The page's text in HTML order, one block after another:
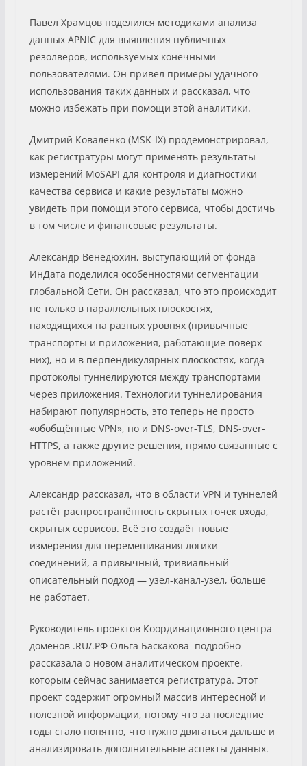
Павел Храмцов поделился методиками анализа
данных APNIC для выявления публичных
резолверов, используемых конечными
пользователями. Он привел примеры удачного
использования таких данных и рассказал, что
можно избежать при помощи этой аналитики.
Дмитрий Коваленко (MSK-IX) продемонстрировал,
как регистратуры могут применять результаты
измерений MoSAPI для контроля и диагностики
качества сервиса и какие результаты можно
увидеть при помощи этого сервиса, чтобы достичь
в том числе и финансовые результаты.
Александр Венедюхин, выступающий от фонда
ИнДата поделился особенностями сегментации
глобальной Сети. Он рассказал, что это происходит
не только в параллельных плоскостях,
находящихся на разных уровнях (привычные
транспорты и приложения, работающие поверх
них), но и в перпендикулярных плоскостях, когда
протоколы туннелируются между транспортами
через приложения. Технологии туннелирования
набирают популярность, это теперь не просто
«обобщённые VPN», но и DNS-over-TLS, DNS-over-
HTTPS, а также другие решения, прямо связанные с
уровнем приложений.
Александр рассказал, что в области VPN и туннелей
растёт распространённость скрытых точек входа,
скрытых сервисов. Всё это создаёт новые
измерения для перемешивания логики
соединений, а привычный, тривиальный
описательный подход — узел-канал-узел, больше
не работает.
Руководитель проектов Координационного центра
доменов .RU/.РФ Ольга Баскакова подробно
рассказала о новом аналитическом проекте,
которым сейчас занимается регистратура. Этот
проект содержит огромный массив интересной и
полезной информации, потому что за последние
годы стало понятно, что нужно двигаться дальше и
анализировать дополнительные аспекты данных.